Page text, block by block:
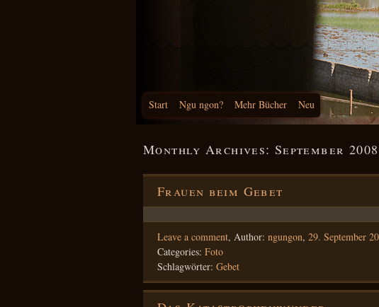
Start Ngu ngon? Mehr Bücher Neu
Monthly Archives: September 2008
Frauen beim Gebet
Leave a comment, Author: ngungon, 29. September
Categories: Foto
Schlagwörter: Gebet